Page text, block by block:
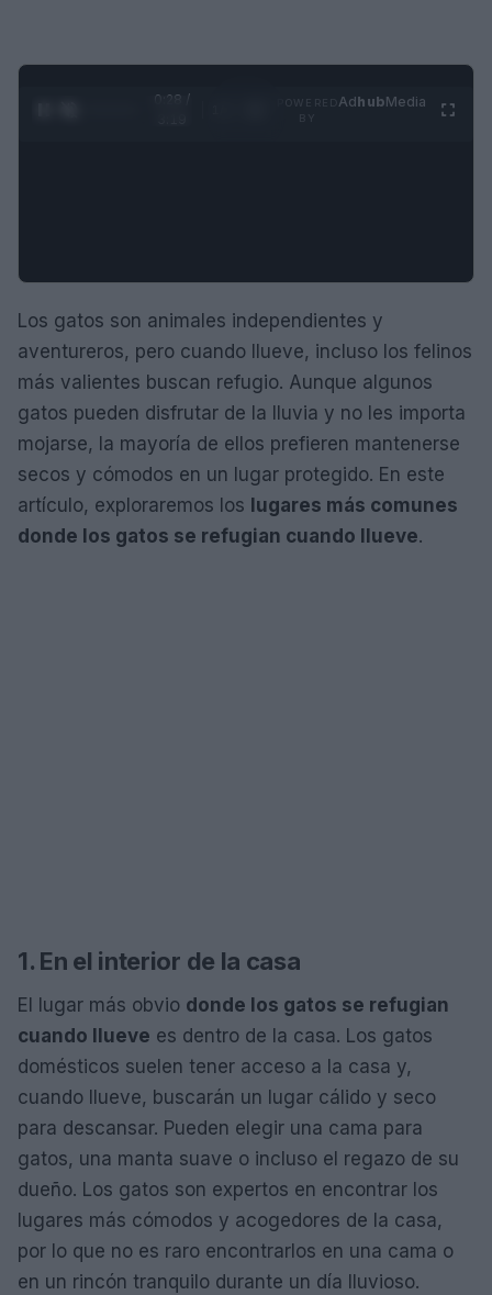
0:28 /
AdhubMedia
Los gatos son animales independientes y
aventureros, pero cuando llueve, incluso los felinos
más valientes buscan refugio. Aunque algunos
gatos pueden disfrutar de la lluvia y no les importa
mojarse, la mayoría de ellos prefieren mantenerse
secos y cómodos en un lugar protegido. En este
artículo, exploraremos los lugares más comunes
donde los gatos se refugian cuando llueve.
1. En el interior de la casa
El lugar más obvio donde los gatos se refugian
cuando llueve es dentro de la casa. Los gatos
domésticos suelen tener acceso a la casa y,
cuando llueve, buscarán un lugar cálido y seco
para descansar. Pueden elegir una cama para
gatos, una manta suave o incluso el regazo de su
dueño. Los gatos son expertos en encontrar los
lugares más cómodos y acogedores de la casa,
por lo que no es raro encontrarlos en una cama o
en un rincón tranquilo durante un día lluvioso.